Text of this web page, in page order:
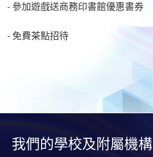
- 參加遊戲送商務印書館優惠書券
- 免費茶點招待
我們的學校及附屬機構